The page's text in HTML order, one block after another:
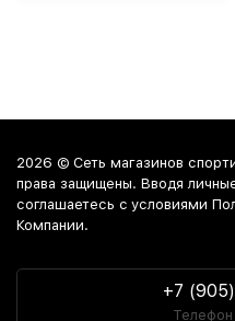
2026 © Сеть магазинов
права защищены. Вводя
соглашаетесь c условиями
Компании.
+7